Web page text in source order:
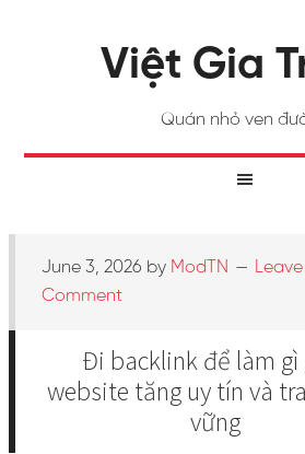
Việt Gia
Quán nhỏ ven
June 3, 2026 by ModTN
Comment
Đi backlink để làm gì
website tăng uy tín và
vững